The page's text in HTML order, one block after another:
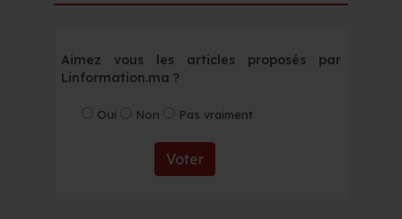
Aimez vous les articles proposés par
Linformation.ma ?
Oui Non Pas vraiment
Voter